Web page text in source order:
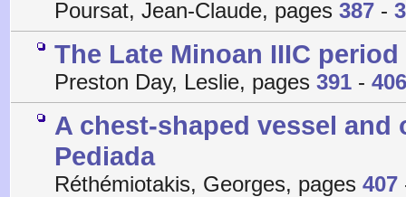
Poursat, Jean-Claude, pages 387 -
The Late Minoan IIIC
Preston Day, Leslie, pages 391 - 406
A chest-shaped vessel
Pediada
Réthémiotakis, Georges, pages 407